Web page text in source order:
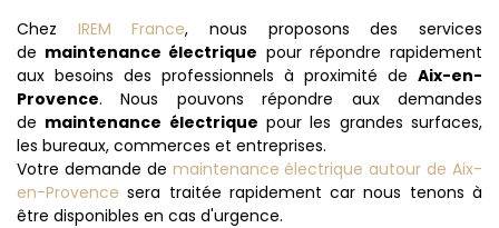
Chez IREM France, nous proposons des services
de maintenance électrique pour répondre rapidement
aux besoins des professionnels à proximité de Aix-en-
Provence. Nous pouvons répondre aux demandes
de maintenance électrique pour les grandes surfaces,
les bureaux, commerces et entreprises.
Votre demande de maintenance électrique autour de Aix-
en-Provence sera traitée rapidement car nous tenons à
être disponibles en cas d'urgence.